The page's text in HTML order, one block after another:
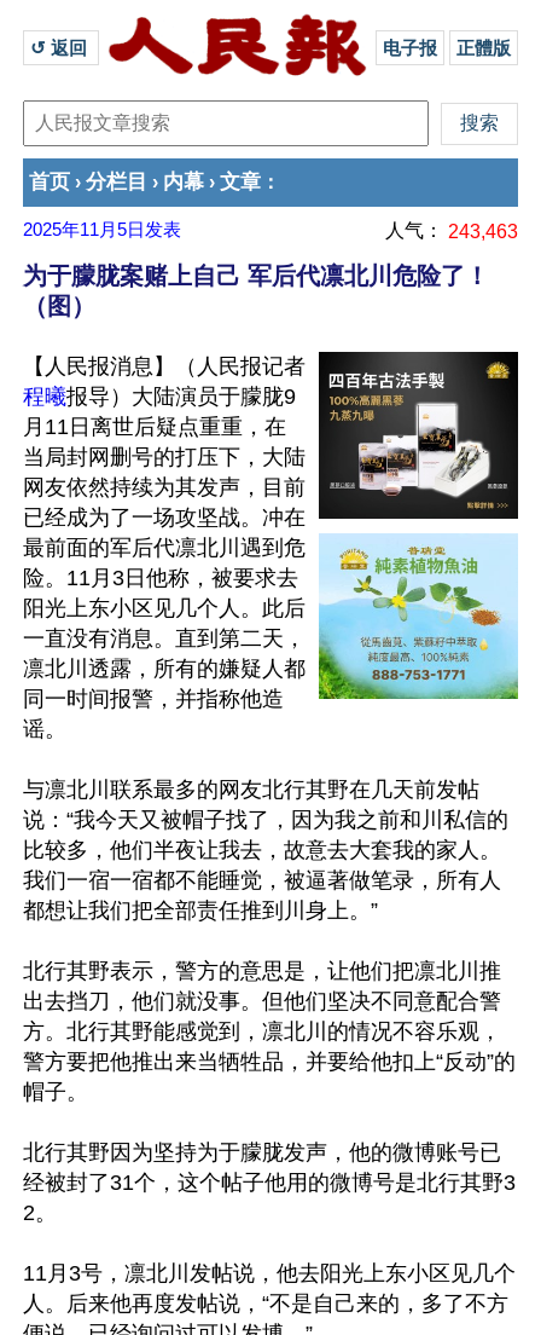
↺ 返回 电子报 正體版
首页 › 分栏目 › 内幕 › 文章 ：
2025年11月5日 发表 人气： 243,463
为于朦胧案赌上自己 军后代凛北川危险了！
（图）
【人民报消息】（人民报记者
程曦报导）大陆演员于朦胧9
月11日离世后疑点重重，在
当局封网删号的打压下，大陆
网友依然持续为其发声，目前
已经成为了一场攻坚战。冲在
最前面的军后代凛北川遇到危
险。11月3日他称，被要求去
阳光上东小区见几个人。此后
一直没有消息。直到第二天，
凛北川透露，所有的嫌疑人都
同一时间报警，并指称他造
谣。
与凛北川联系最多的网友北行其野在几天前发帖
说：“我今天又被帽子找了，因为我之前和川私信的
比较多，他们半夜让我去，故意去大套我的家人。
我们一宿一宿都不能睡觉，被逼著做笔录，所有人
都想让我们把全部责任推到川身上。”
北行其野表示，警方的意思是，让他们把凛北川推
出去挡刀，他们就没事。但他们坚决不同意配合警
方。北行其野能感觉到，凛北川的情况不容乐观，
警方要把他推出来当牺牲品，并要给他扣上“反动”的
帽子。
北行其野因为坚持为于朦胧发声，他的微博账号已
经被封了31个，这个帖子他用的微博号是北行其野3
2。
11月3号，凛北川发帖说，他去阳光上东小区见几个
人。后来他再度发帖说，“不是自己来的，多了不方